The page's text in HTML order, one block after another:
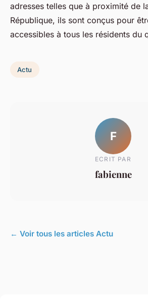
adresses telles que à proximité de
République, ils sont conçus pour
accessibles à tous les résidents du
Actu
F
ECRIT PAR
fabienne
← Voir tous les articles Actu